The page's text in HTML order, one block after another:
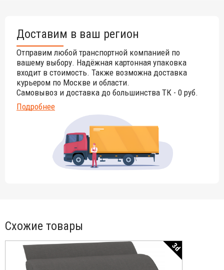
Доставим в ваш регион
Отправим любой транспортной компанией по
вашему выбору. Надёжная картонная упаковка
входит в стоимость. Также возможна доставка
курьером по Москве и области.
Самовывоз и доставка до большинства ТК - 0 руб.
Подробнее
Схожие товары
3d